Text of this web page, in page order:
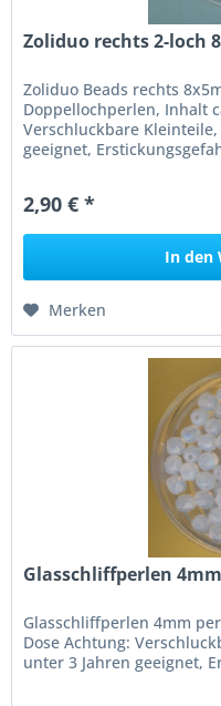
Zoliduo rechts 2-loch
Zoliduo Beads rechts
Doppellochperlen, Inhalt
Verschluckbare
geeignet,
2,90 € *
In den
Merken
Glasschliffperlen
Glasschliffperlen 4mm
Dose Achtung:
unter 3 Jahren geeignet,